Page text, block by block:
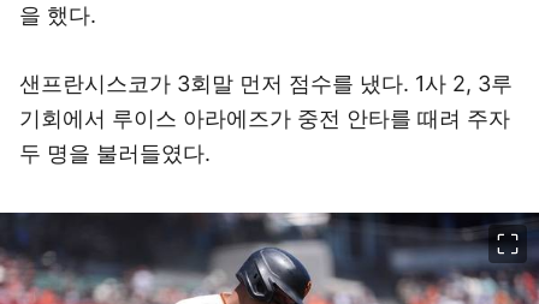
을 했다.
샌프란시스코가 3회말 먼저 점수를 냈다. 1사 2, 3루
기회에서 루이스 아라에즈가 중전 안타를 때려 주자
두 명을 불러들였다.